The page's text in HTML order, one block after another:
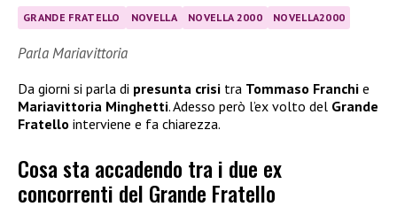
GRANDE FRATELLO NOVELLA NOVELLA 2000 NOVELLA2000
Parla Mariavittoria
Da giorni si parla di presunta crisi tra Tommaso Franchi e
Mariavittoria Minghetti. Adesso però l’ex volto del Grande
Fratello interviene e fa chiarezza.
Cosa sta accadendo tra i due ex
concorrenti del Grande Fratello